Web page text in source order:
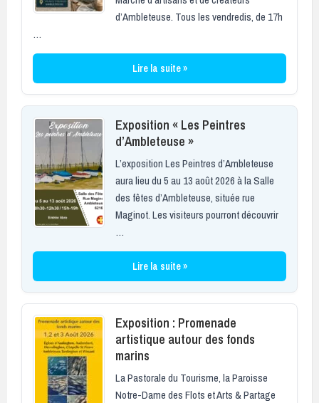
d’Ambleteuse. Tous les vendredis, de 17h
…
Lire la suite »
Exposition « Les Peintres
d’Ambleteuse »
L’exposition Les Peintres d’Ambleteuse
aura lieu du 5 au 13 août 2026 à la Salle
des fêtes d’Ambleteuse, située rue
Maginot. Les visiteurs pourront découvrir
…
Lire la suite »
Exposition : Promenade
artistique autour des fonds
marins
La Pastorale du Tourisme, la Paroisse
Notre-Dame des Flots et Arts & Partage